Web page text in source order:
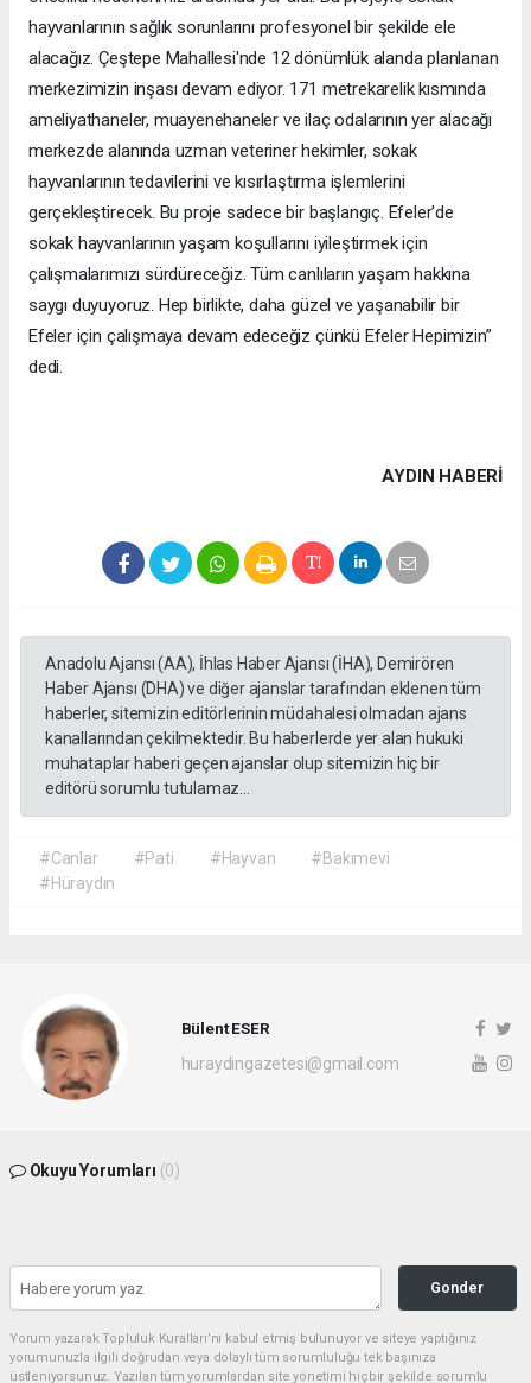
hayvanlarının sağlık sorunlarını profesyonel bir şekilde ele
alacağız. Çeştepe Mahallesi'nde 12 dönümlük alanda planlanan
merkezimizin inşası devam ediyor. 171 metrekarelik kısmında
ameliyathaneler, muayenehaneler ve ilaç odalarının yer alacağı
merkezde alanında uzman veteriner hekimler, sokak
hayvanlarının tedavilerini ve kısırlaştırma işlemlerini
gerçekleştirecek. Bu proje sadece bir başlangıç. Efeler'de
sokak hayvanlarının yaşam koşullarını iyileştirmek için
çalışmalarımızı sürdüreceğiz. Tüm canlıların yaşam hakkına
saygı duyuyoruz. Hep birlikte, daha güzel ve yaşanabilir bir
Efeler için çalışmaya devam edeceğiz çünkü Efeler Hepimizin”
dedi.
AYDIN HABERİ
Anadolu Ajansı (AA), İhlas Haber Ajansı (İHA), Demirören
Haber Ajansı (DHA) ve diğer ajanslar tarafından eklenen tüm
haberler, sitemizin editörlerinin müdahalesi olmadan ajans
kanallarından çekilmektedir. Bu haberlerde yer alan hukuki
muhataplar haberi geçen ajanslar olup sitemizin hiç bir
editörü sorumlu tutulamaz...
#Canlar #Pati #Hayvan
#Bakımevi
#Hüraydın
Bülent ESER
huraydingazetesi@gmail.com
Okuyu Yorumları (0)
Gonder
Yorum yazarak Topluluk Kuralları’nı kabul etmiş bulunuyor ve siteye yaptığınız
yorumunuzla ilgili doğrudan veya dolaylı tüm sorumluluğu tek başınıza
üstleniyorsunuz. Yazılan tüm yorumlardan site yönetimi hiçbir şekilde sorumlu